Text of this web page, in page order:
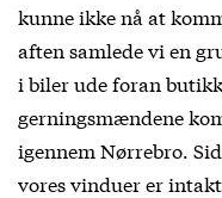
kunne ikke nå at
aften samlede vi en
i biler ude foran
gerningsmændene
igennem Nørrebro.
vores vinduer er